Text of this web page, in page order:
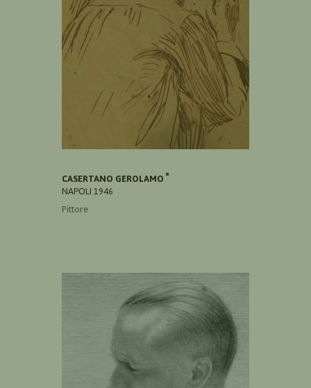
CASERTANO GEROLAMO
NAPOLI 1946
Pittore